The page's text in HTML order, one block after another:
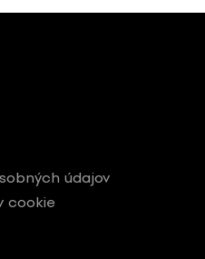
údajov
cookie